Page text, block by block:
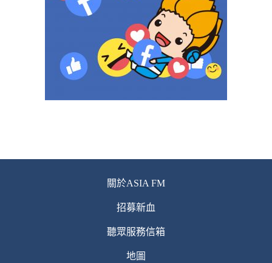
關於ASIA FM
招募新血
聽眾服務信箱
地圖